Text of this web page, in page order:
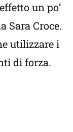
un po’
Sara Croce.
utilizzare i
di forza.